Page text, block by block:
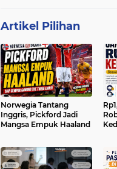
Artikel Pilihan
Norwegia Tantang
Inggris, Pickford Jadi
Mangsa Empuk Haaland